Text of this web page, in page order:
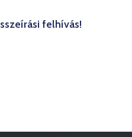
felhívás!